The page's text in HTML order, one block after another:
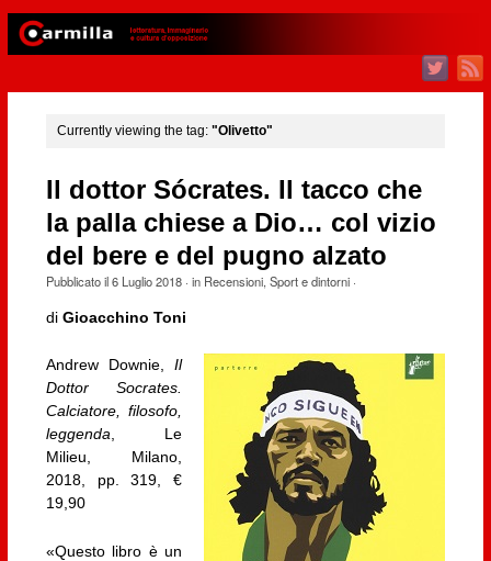
Currently viewing the tag: "Olivetto"
Il dottor Sócrates. Il tacco che
la palla chiese a Dio… col vizio
del bere e del pugno alzato
Pubblicato il6 Luglio 2018· in Recensioni, Sport e dintorni·
di Gioacchino Toni
Andrew Downie,Il
Dottor Socrates.
Calciatore, filosofo,
leggenda, Le
Milieu, Milano,
2018, pp. 319, €
19,90
«Questo libro è un